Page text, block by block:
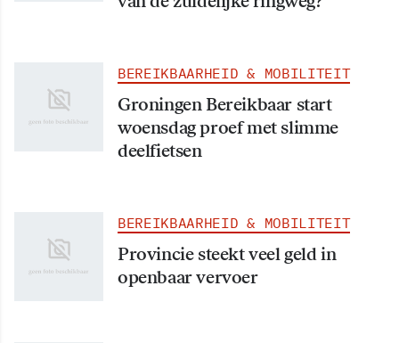
BEREIKBAARHEID & MOBILITEIT
Groningen Bereikbaar start
woensdag proef met slimme
deelfietsen
BEREIKBAARHEID & MOBILITEIT
Provincie steekt veel geld in
openbaar vervoer